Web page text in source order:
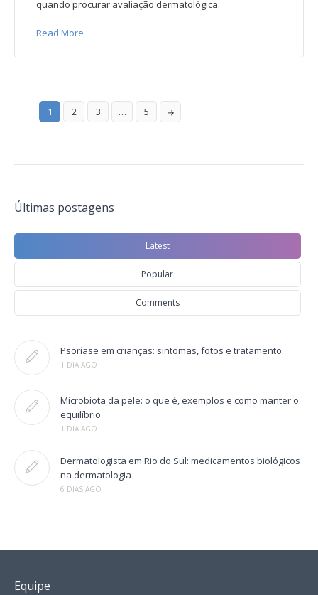
quando procurar avaliação dermatológica.
Read More
1 2 3 … 5
Últimas postagens
Latest
Popular
Comments
Psoríase em crianças: sintomas, fotos e tratamento
1 DIA AGO
Microbiota da pele: o que é, exemplos e como manter o
equilíbrio
1 DIA AGO
Dermatologista em Rio do Sul: medicamentos biológicos
na dermatologia
6 DIAS AGO
Equipe